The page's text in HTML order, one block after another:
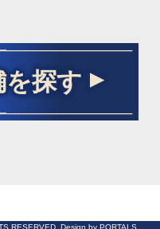
探す
RESERVED. Design by PORTALS